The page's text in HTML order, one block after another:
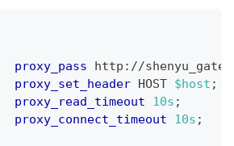
proxy_pass http://
proxy_set_header HOST $host ;
proxy_read_timeout
10s ;
proxy_connect_timeout
10s ;